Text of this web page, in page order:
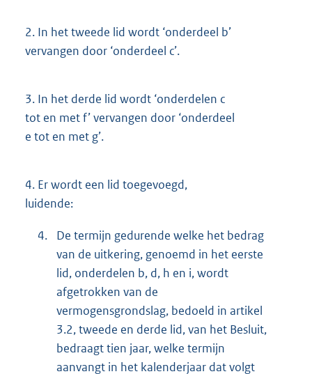
2. In het tweede lid wordt ‘onderdeel b’
vervangen door ‘onderdeel c’.
3. In het derde lid wordt ‘onderdelen c
tot en met f’ vervangen door ‘onderdeel
e tot en met g’.
4. Er wordt een lid toegevoegd,
luidende:
4.
De termijn gedurende welke het bedrag
van de uitkering, genoemd in het eerste
lid, onderdelen b, d, h en i, wordt
afgetrokken van de
vermogensgrondslag, bedoeld in artikel
3.2, tweede en derde lid, van het Besluit,
bedraagt tien jaar, welke termijn
aanvangt in het kalenderjaar dat volgt